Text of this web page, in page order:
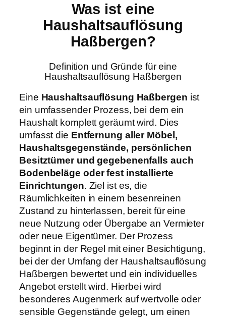
Was ist eine
Haushaltsauflösung
Haßbergen?
Definition und Gründe für eine
Haushaltsauflösung Haßbergen
Eine Haushaltsauflösung Haßbergen ist
ein umfassender Prozess, bei dem ein
Haushalt komplett geräumt wird. Dies
umfasst die Entfernung aller Möbel,
Haushaltsgegenstände, persönlichen
Besitztümer und gegebenenfalls auch
Bodenbeläge oder fest installierte
Einrichtungen. Ziel ist es, die
Räumlichkeiten in einem besenreinen
Zustand zu hinterlassen, bereit für eine
neue Nutzung oder Übergabe an Vermieter
oder neue Eigentümer. Der Prozess
beginnt in der Regel mit einer Besichtigung,
bei der der Umfang der Haushaltsauflösung
Haßbergen bewertet und ein individuelles
Angebot erstellt wird. Hierbei wird
besonderes Augenmerk auf wertvolle oder
sensible Gegenstände gelegt, um einen